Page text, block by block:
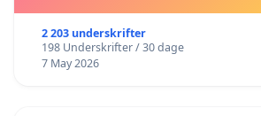
2 203 underskrifter
198 Underskrifter / 30 dage
7 May 2026